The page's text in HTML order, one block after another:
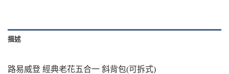
描述
路易威登 經典老花五合一 斜背包(可拆式)